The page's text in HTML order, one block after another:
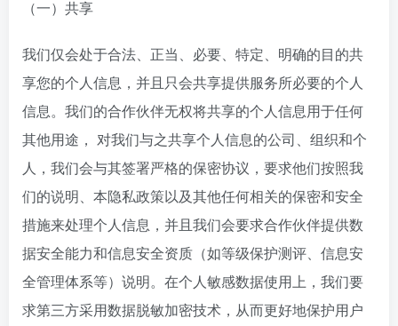
（一）共享
我们仅会处于合法、正当、必要、特定、明确的目的共
享您的个人信息，并且只会共享提供服务所必要的个人
信息。我们的合作伙伴无权将共享的个人信息用于任何
其他用途， 对我们与之共享个人信息的公司、组织和个
人，我们会与其签署严格的保密协议，要求他们按照我
们的说明、本隐私政策以及其他任何相关的保密和安全
措施来处理个人信息，并且我们会要求合作伙伴提供数
据安全能力和信息安全资质（如等级保护测评、信息安
全管理体系等）说明。在个人敏感数据使用上，我们要
求第三方采用数据脱敏加密技术，从而更好地保护用户